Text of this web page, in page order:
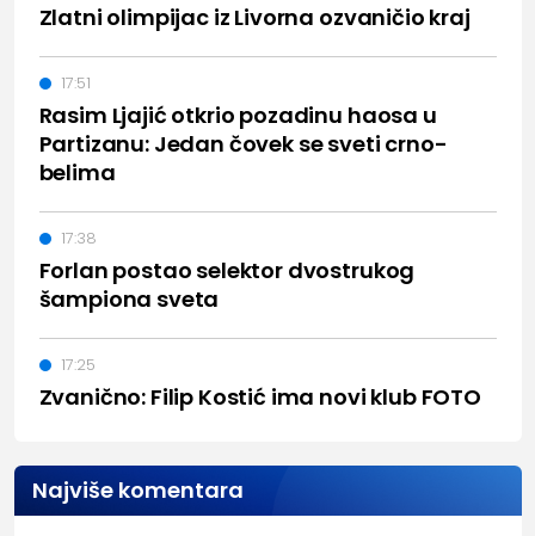
Zlatni olimpijac iz Livorna ozvaničio kraj
Rasim Ljajić otkrio pozadinu haosa u
Partizanu: Jedan čovek se sveti crno-
belima
17:51
Forlan postao selektor dvostrukog
šampiona sveta
17:38
Zvanično: Filip Kostić ima novi klub FOTO
17:25
Najviše komentara